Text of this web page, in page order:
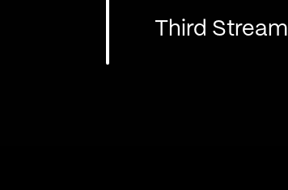
Third Stream